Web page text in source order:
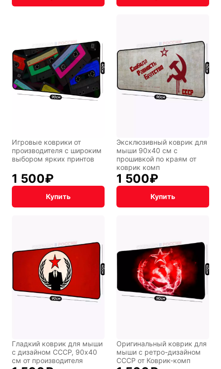
Игровые коврики от
производителя с широким
выбором ярких принтов
1 500₽
Купить
Эксклюзивный коврик для
мыши 90x40 см с
прошивкой по краям от
коврик комп
1 500₽
Купить
Гладкий коврик для мыши
с дизайном СССР, 90x40
см от производителя
Оригинальный коврик для
мыши с ретро-дизайном
СССР от Коврик-комп
Символы
года
Hot Wheels
Горячие
клавиши
Профессии